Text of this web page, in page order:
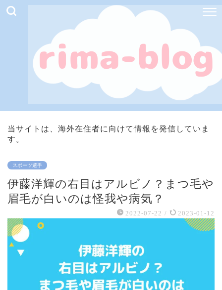
当サイトは、海外在住者に向けて情報を発信していま
す。
スポーツ選手
伊藤洋輝の右目はアルビノ？まつ毛や
眉毛が白いのは怪我や病気？
2022-07-22 / 2023-01-12